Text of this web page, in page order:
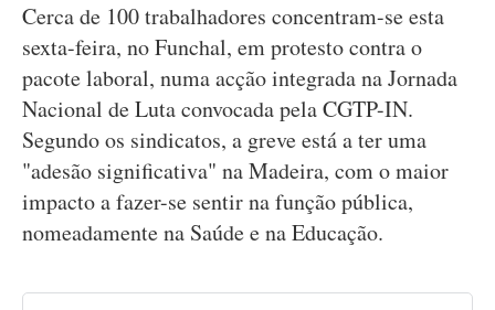
Cerca de 100 trabalhadores concentram-se esta
sexta-feira, no Funchal, em protesto contra o
pacote laboral, numa acção integrada na Jornada
Nacional de Luta convocada pela CGTP-IN.
Segundo os sindicatos, a greve está a ter uma
"adesão significativa" na Madeira, com o maior
impacto a fazer-se sentir na função pública,
nomeadamente na Saúde e na Educação.